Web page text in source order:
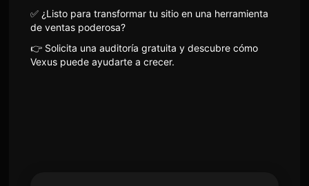
✅ ¿Listo para transformar tu sitio en una herramienta
de ventas poderosa?
👉 Solicita una auditoría gratuita y descubre cómo
Vexus puede ayudarte a crecer.